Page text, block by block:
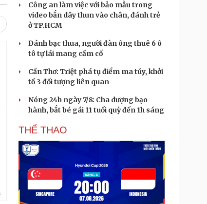
Công an làm việc với bảo mẫu trong
video bắn dây thun vào chân, đánh trẻ
ở TP.HCM
Đánh bạc thua, người đàn ông thuê 6 ô
tô tự lái mang cầm cố
Cần Thơ: Triệt phá tụ điểm ma túy, khởi
tố 3 đối tượng liên quan
Nóng 24h ngày 7/8: Cha dượng bạo
hành, bắt bé gái 11 tuổi quỳ đến 1h sáng
THỂ THAO